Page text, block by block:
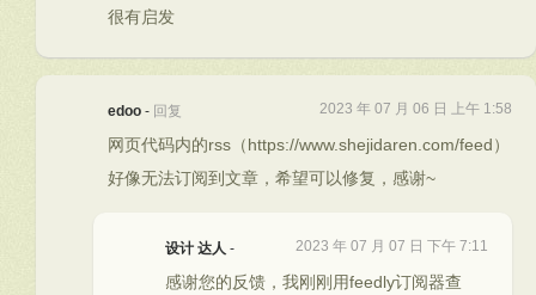
很有启发
edoo - 回复 2023 年 07 月 06 日 上午 1:58
网页代码内的rss（https://www.shejidaren.com/feed）
好像无法订阅到文章，希望可以修复，感谢~
设计 达人 - 2023 年 07 月 07 日 下午 7:11
感谢您的反馈，我刚刚用feedly订阅器查